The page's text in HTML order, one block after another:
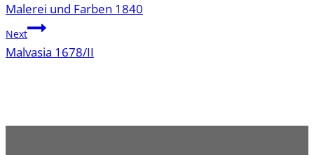
Malerei und Farben 1840
Next
Malvasia 1678/II